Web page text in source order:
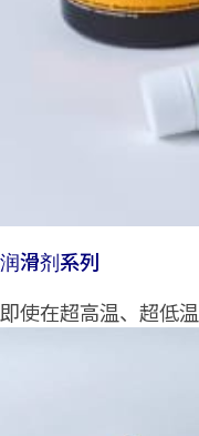
润滑剂系列
即使在超高温、超低